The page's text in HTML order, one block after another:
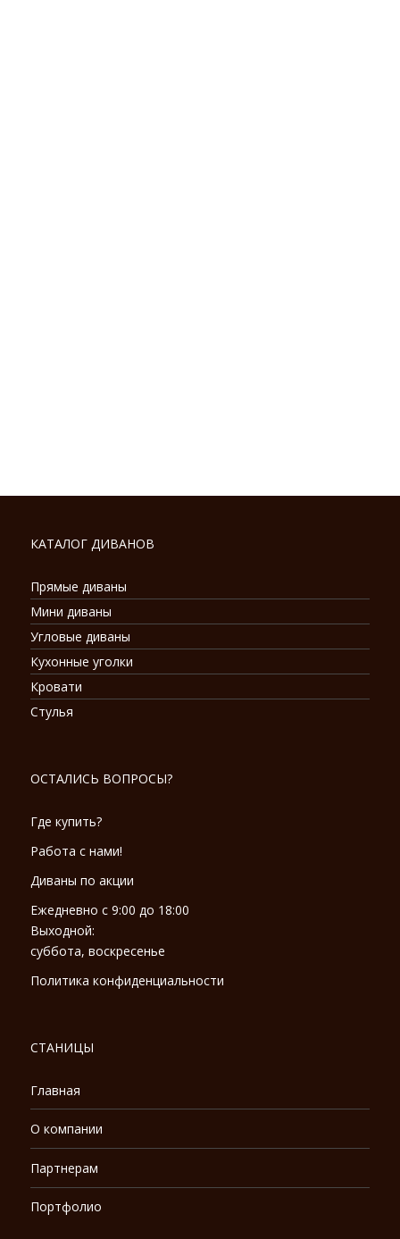
КАТАЛОГ ДИВАНОВ
Прямые диваны
Мини диваны
Угловые диваны
Кухонные уголки
Кровати
Стулья
ОСТАЛИСЬ ВОПРОСЫ?
Где купить?
Работа с нами!
Диваны по акции
Ежедневно с 9:00 до 18:00
Выходной:
суббота, воскресенье
Политика конфиденциальности
СТАНИЦЫ
Главная
О компании
Партнерам
Портфолио